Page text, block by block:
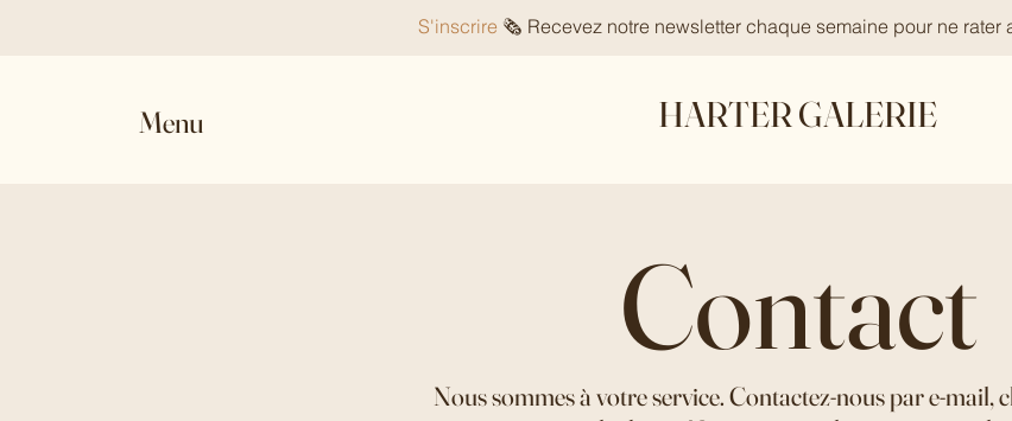
S'inscrire 🗞️ Recevez notre newsletter chaque semaine pour ne rater
Menu HARTER GALERIE
Contact
Nous sommes à votre service. Contactez-nous par e-mail,